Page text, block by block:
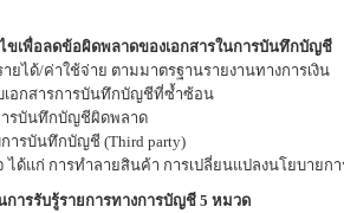
ไขเพื่อลดข้อผิดพลาดของเอกสารในการบันทึกบัญชี
ได้/ค่าใช้จ่าย ตามมาตรฐานรายงานทางการเงิน
เอกสารการบันทึกบัญชีที่ซ้ำซ้อน
ารบันทึกบัญชีผิดพลาด
ารบันทึกบัญชี (Third party)
ด้แก่ การทำลายสินค้า การเปลี่ยนแปลงนโยบายก
การรับรู้รายการทางการบัญชี 5 หมวด